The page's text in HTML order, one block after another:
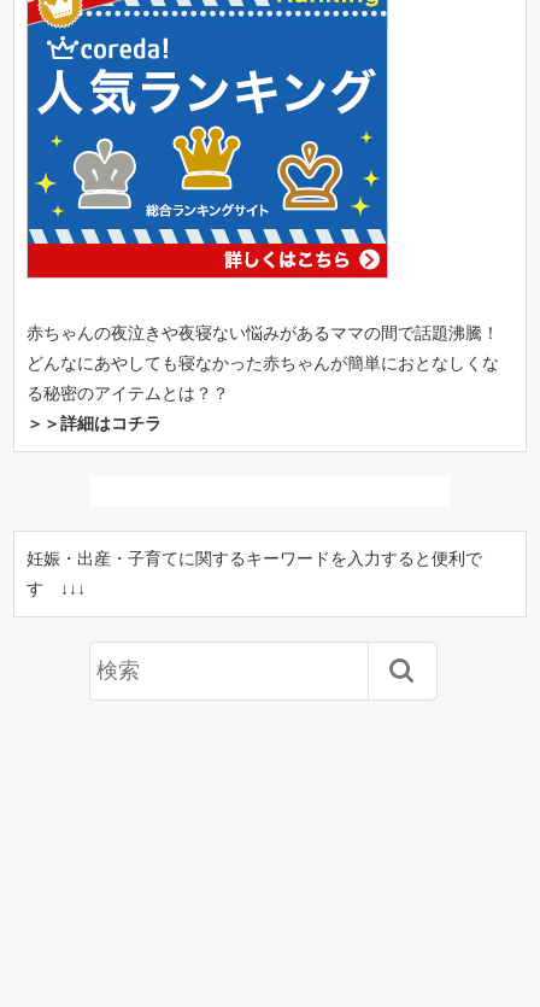
赤ちゃんの夜泣きや夜寝ない悩みがあるママの間で話題沸騰！
どんなにあやしても寝なかった赤ちゃんが簡単におとなしくな
る秘密のアイテムとは？？
＞＞詳細はコチラ
妊娠・出産・子育てに関するキーワードを入力すると便利で
す ↓↓↓